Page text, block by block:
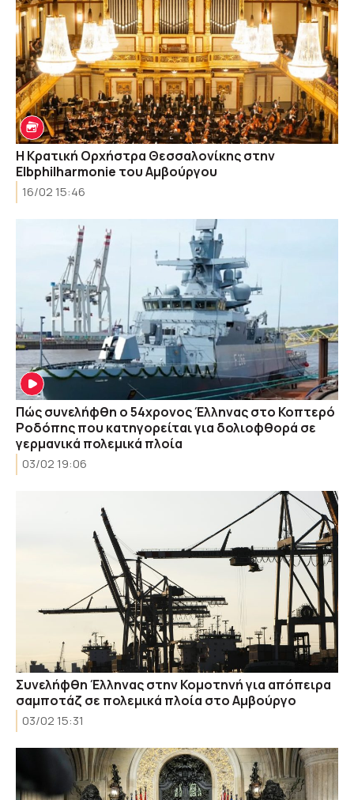
Η Κρατική Ορχήστρα Θεσσαλονίκης στην
Elbphilharmonie του Αμβούργου
16/02 15:46
Πώς συνελήφθη ο 54χρονος Έλληνας στο Κοπτερό
Ροδόπης που κατηγορείται για δολιοφθορά σε
γερμανικά πολεμικά πλοία
03/02 19:06
Συνελήφθη Έλληνας στην Κομοτηνή για απόπειρα
σαμποτάζ σε πολεμικά πλοία στο Αμβούργο
03/02 15:31